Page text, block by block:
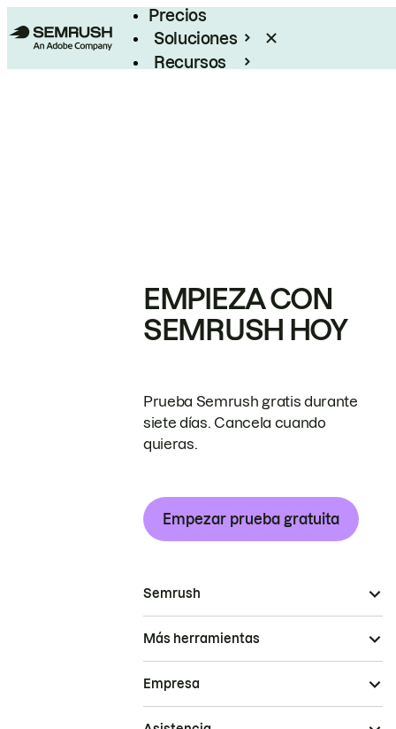
Precios
Soluciones
Recursos
EMPIEZA CON
SEMRUSH HOY
Prueba Semrush gratis durante
siete días. Cancela cuando
quieras.
Empezar prueba gratuita
Semrush
Más herramientas
Empresa